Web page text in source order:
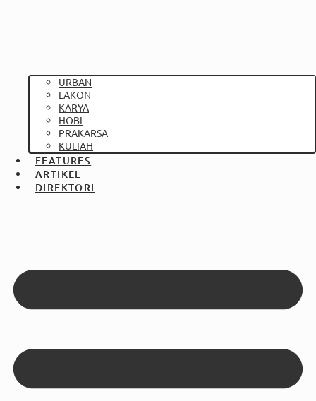
URBAN
LAKON
KARYA
HOBI
PRAKARSA
KULIAH
FEATURES
ARTIKEL
DIREKTORI